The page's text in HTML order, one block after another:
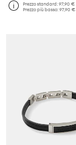
Prezzo standard:97,90 €
Prezzo più basso:97,90 €